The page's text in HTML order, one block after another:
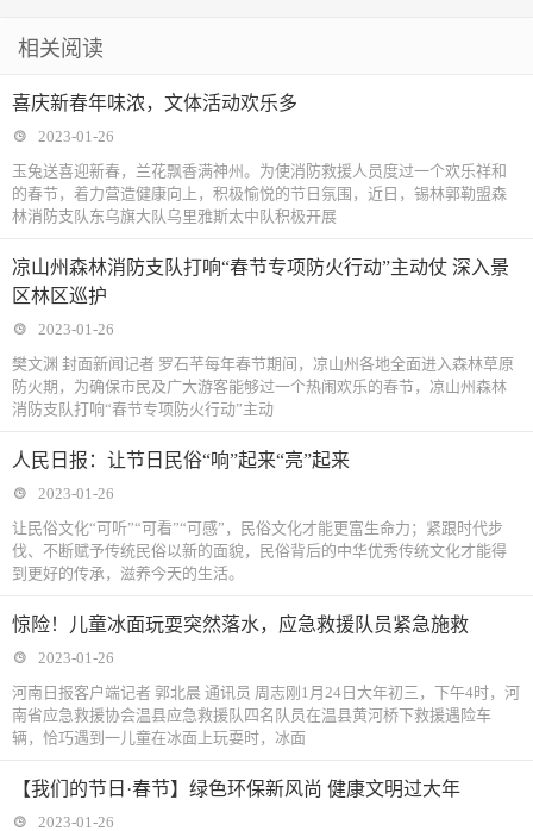
相关阅读
喜庆新春年味浓，文体活动欢乐多
2023-01-26
玉兔送喜迎新春，兰花飘香满神州。为使消防救援人员度过一个欢乐祥和
的春节，着力营造健康向上，积极愉悦的节日氛围，近日，锡林郭勒盟森
林消防支队东乌旗大队乌里雅斯太中队积极开展
凉山州森林消防支队打响“春节专项防火行动”主动仗 深入景
区林区巡护
2023-01-26
樊文渊 封面新闻记者 罗石芊每年春节期间，凉山州各地全面进入森林草原
防火期，为确保市民及广大游客能够过一个热闹欢乐的春节，凉山州森林
消防支队打响“春节专项防火行动”主动
人民日报：让节日民俗“响”起来“亮”起来
2023-01-26
让民俗文化“可听”“可看”“可感”，民俗文化才能更富生命力；紧跟时代步
伐、不断赋予传统民俗以新的面貌，民俗背后的中华优秀传统文化才能得
到更好的传承，滋养今天的生活。
惊险！儿童冰面玩耍突然落水，应急救援队员紧急施救
2023-01-26
河南日报客户端记者 郭北晨 通讯员 周志刚1月24日大年初三，下午4时，河
南省应急救援协会温县应急救援队四名队员在温县黄河桥下救援遇险车
辆，恰巧遇到一儿童在冰面上玩耍时，冰面
【我们的节日·春节】绿色环保新风尚 健康文明过大年
2023-01-26